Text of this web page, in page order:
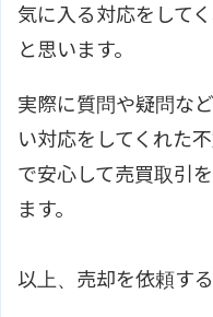
気に入る対応をして
と思います。
実際に質問や疑問な
い対応をしてくれた
で安心して売買取引
ます。
以上、売却を依頼す